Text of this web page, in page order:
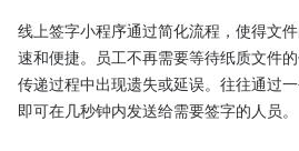
线上签字小程序通过简化流程，使得文
速和便捷。员工不再需要等待纸质文件
传递过程中出现遗失或延误。往往通过
即可在几秒钟内发送给需要签字的人员。